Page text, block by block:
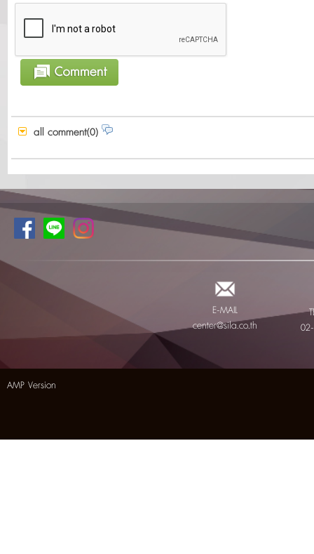
all comment(0)
E-MAIL
center@sila.co.th
AMP Version